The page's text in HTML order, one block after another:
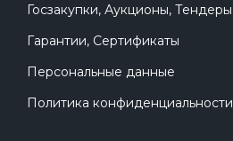
Госзакупки, Аукционы, Тендеры
Гарантии, Сертификаты
Персональные данные
Политика конфиденциальности